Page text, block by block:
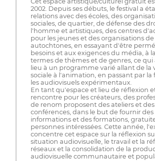
2002. Depuis ses débuts, le festival a
relations avec des écoles, des
sociales, de quartier, de défense des
l'homme et artistiques, des centres
pour les jeunes et des organisations
autochtones, en essayant d'être
besoins et aux exigences du média, à
termes de thèmes et de genres, ce qui
lieu à un programme varié allant de la
sociale à l'animation, en passant par la
les audiovisuels expérimentaux.
En tant qu'espace et lieu de réflexion
rencontre pour les créateurs, des
de renom proposent des ateliers et des
conférences, dans le but de fournir des
informations et des formations,
personnes intéressées. Cette année,
concentre cet espace sur la réflexion
situation audiovisuelle, le travail et la
réseaux et la consolidation de la
audiovisuelle communautaire et